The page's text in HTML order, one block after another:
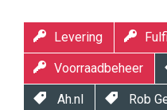
Levering
Voorraadbeheer
Ah.nl Rob